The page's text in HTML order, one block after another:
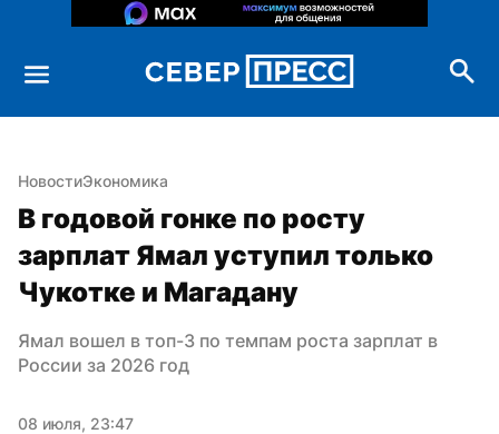
НовостиЭкономика
В годовой гонке по росту
зарплат Ямал уступил только
Чукотке и Магадану
Ямал вошел в топ-3 по темпам роста зарплат в
России за 2026 год
08 июля, 23:47